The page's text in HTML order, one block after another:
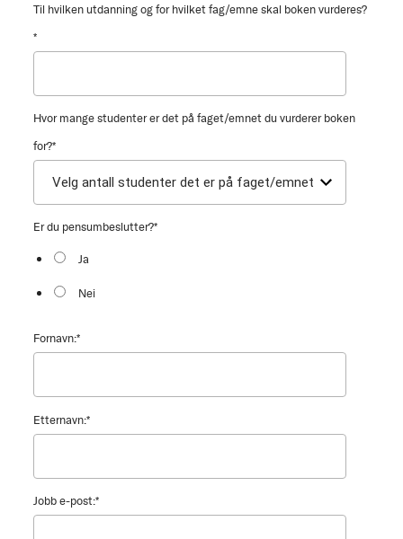
Til hvilken utdanning og for hvilket fag/emne skal boken vurderes?
*
Hvor mange studenter er det på faget/emnet du vurderer boken
for?*
Er du pensumbeslutter?*
Ja
Nei
Fornavn:*
Etternavn:*
Jobb e-post:*